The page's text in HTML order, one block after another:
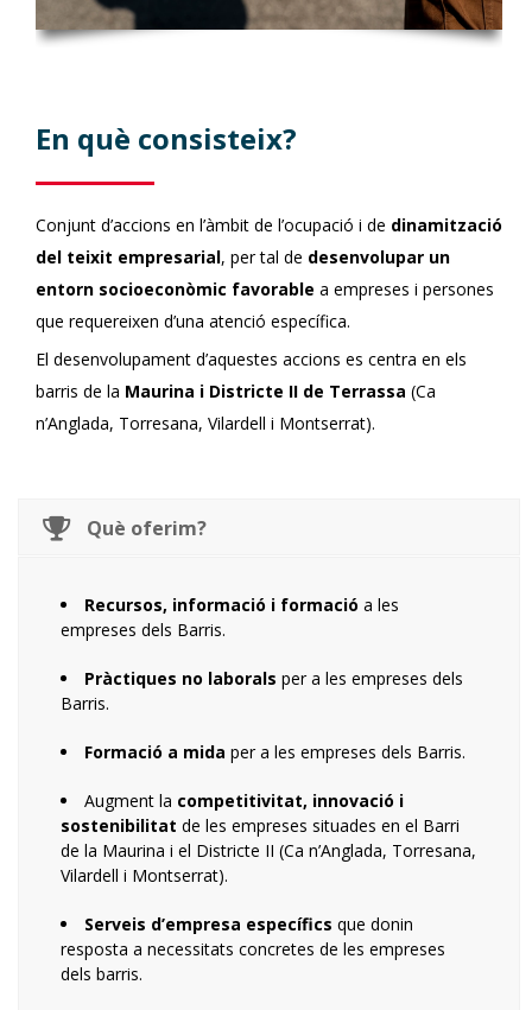
En què consisteix?
Conjunt d’accions en l’àmbit de l’ocupació i de dinamització
del teixit empresarial, per tal de desenvolupar un
entorn socioeconòmic favorable a empreses i persones
que requereixen d’una atenció específica.
El desenvolupament d’aquestes accions es centra en els
barris de la Maurina i Districte II de Terrassa (Ca
n’Anglada, Torresana, Vilardell i Montserrat).
Què oferim?
Recursos, informació i formació a les
empreses dels Barris.
Pràctiques no laborals per a les empreses dels
Barris.
Formació a mida per a les empreses dels Barris.
Augment la competitivitat, innovació i
sostenibilitat de les empreses situades en el Barri
de la Maurina i el Districte II (Ca n’Anglada, Torresana,
Vilardell i Montserrat).
Serveis d’empresa específics que donin
resposta a necessitats concretes de les empreses
dels barris.